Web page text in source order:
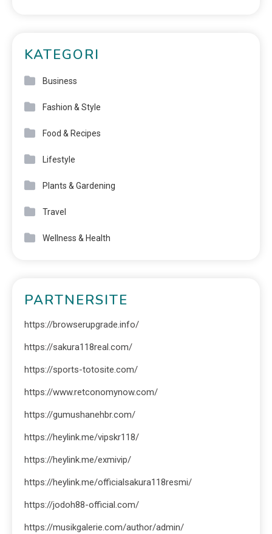
KATEGORI
Business
Fashion & Style
Food & Recipes
Lifestyle
Plants & Gardening
Travel
Wellness & Health
PARTNERSITE
https://browserupgrade.info/
https://sakura118real.com/
https://sports-totosite.com/
https://www.retconomynow.com/
https://gumushanehbr.com/
https://heylink.me/vipskr118/
https://heylink.me/exmivip/
https://heylink.me/officialsakura118resmi/
https://jodoh88-official.com/
https://musikgalerie.com/author/admin/